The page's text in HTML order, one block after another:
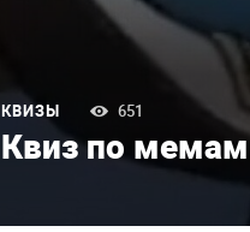
КВИЗЫ 651
Квиз по мемам